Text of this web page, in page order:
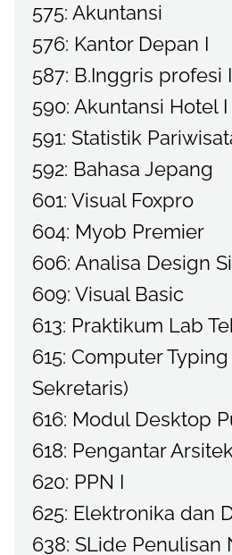
575: Akuntansi
576: Kantor Depan I
587: B.Inggris profesi I
590: Akuntansi Hotel I
591: Statistik
592: Bahasa Jepang
601: Visual Foxpro
604: Myob Premier
606: Analisa Design
609: Visual Basic
613: Praktikum Lab
615: Computer
Sekretaris)
616: Modul Desktop
618: Pengantar
620: PPN I
625: Elektronika dan
638: SLide Penulisan